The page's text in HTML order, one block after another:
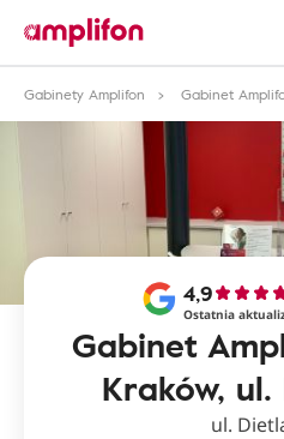
Gabinety Amplifon
Gabinet
Gabinet
Kraków,
4,9
Ostatnia
ul.